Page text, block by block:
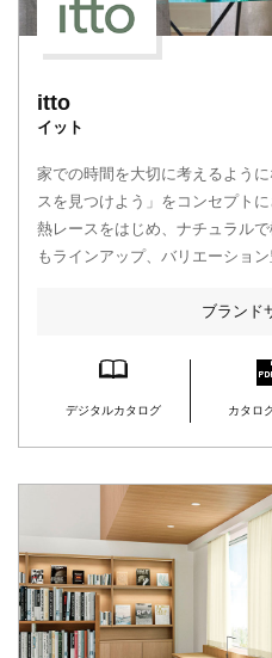
itto
イット
家での時間を大切に考えるよう
スを見つけよう」をコンセプト
熱レースをはじめ、ナチュラル
もラインアップ、バリエーション
ブランド
デジタルカタログ カタロ